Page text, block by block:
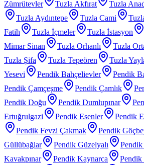
Zümrütevler
Tuzla Akfırat Tuzla
Tuzla Aydıntepe
Tuzla Cami
Fatih
Tuzla İçmeler Tuzla İstasyon
Mimar Sinan
Tuzla Orhanlı Tuzla
Tuzla Şifa
Tuzla Tepeören Tuzla
Yesevi
Pendik Bahçelievler Pendik
Pendik Çamçeşme
Pendik Çamlık
Pendik Doğu
Pendik Dumlupınar
Ertuğrulgazi
Pendik Esenler Pendik
Pendik Fevzi Çakmak
Pendik
Güllübağlar
Pendik Güzelyalı Pendik
Kavakpınar
Pendik Kaynarca